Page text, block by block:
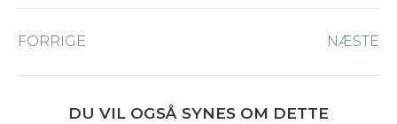
navigation
FORRIGE NÆSTE
DU VIL OGSÅ SYNES OM DETTE